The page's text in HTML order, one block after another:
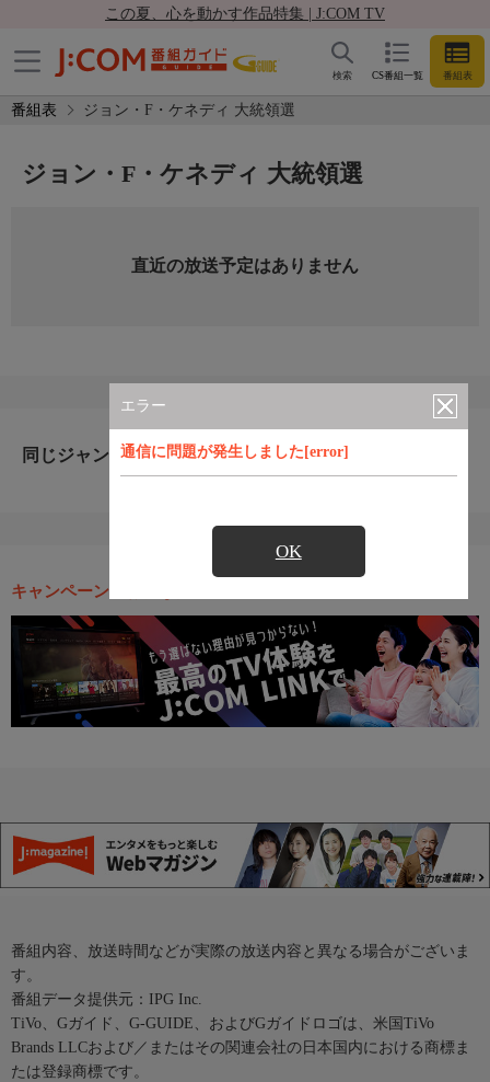
この夏、心を動かす作品特集 | J:COM TV
CS番組一覧 番組表
検索
番組表 ジョン・F・ケネディ 大統領選
エラー
通信に問題が発生しました[error]
OK
ジョン・F・ケネディ 大統領選
直近の放送予定はありません
同じジャンルのおすすめ番組
キャンペーン・お得な情報
番組内容、放送時間などが実際の放送内容と異なる場合がございま
す。
番組データ提供元：IPG Inc.
TiVo、Gガイド、G-GUIDE、およびGガイドロゴは、米国TiVo
Brands LLCおよび／またはその関連会社の日本国内における商標ま
たは登録商標です。